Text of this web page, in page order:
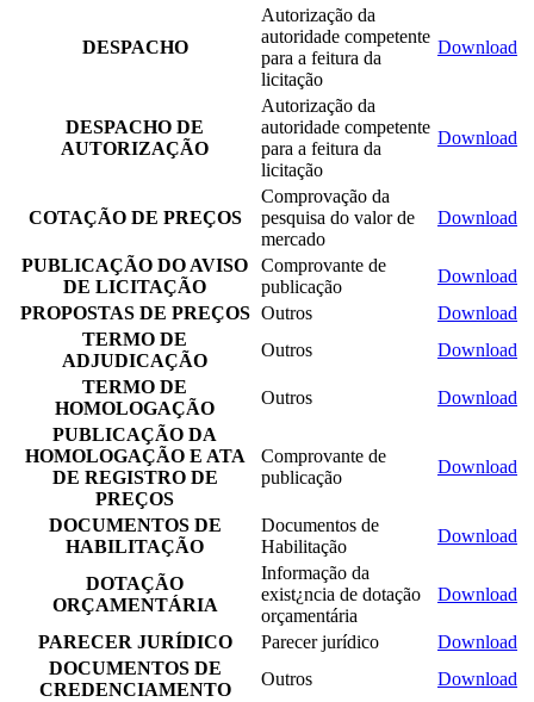
DESPACHO
Autorização da
autoridade competente
para a feitura da
licitação
Download
DESPACHO DE
AUTORIZAÇÃO
Autorização da
autoridade competente
para a feitura da
licitação
Download
COTAÇÃO DE PREÇOS
Comprovação da
pesquisa do valor de
mercado
Download
PUBLICAÇÃO DO AVISO
DE LICITAÇÃO
Comprovante de
publicação
Download
PROPOSTAS DE PREÇOS Outros
Download
TERMO DE
ADJUDICAÇÃO
Outros
Download
TERMO DE
HOMOLOGAÇÃO
Outros
Download
PUBLICAÇÃO DA
HOMOLOGAÇÃO E ATA
DE REGISTRO DE
PREÇOS
Comprovante de
publicação
Download
DOCUMENTOS DE
HABILITAÇÃO
Documentos de
Habilitação
Download
DOTAÇÃO
ORÇAMENTÁRIA
Informação da
exist¿ncia de dotação
orçamentária
Download
PARECER JURÍDICO Parecer jurídico
Download
DOCUMENTOS DE
CREDENCIAMENTO
Outros Download